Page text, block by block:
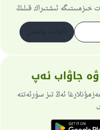
ئىشتىراك قىلىڭ
جاۋاب ئەپ
ئەڭ تىز سۈرئەتتە